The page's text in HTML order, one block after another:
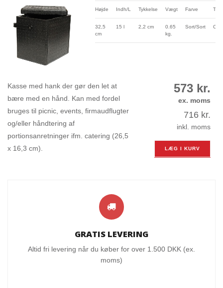
Højde Indh/L Tykkelse Vægt Farve
32,5
cm
15 l 2,2 cm
0.65
kg.
Sort/Sort
Kasse med hank der gør den let at
bære med en hånd. Kan med fordel
bruges til picnic, events, firmaudflugter
og/eller håndtering af
portionsanretninger ifm. catering (26,5
x 16,3 cm).
573 kr.
ex. moms
716 kr.
inkl. moms
LÆG I KURV
GRATIS LEVERING
Altid fri levering når du køber for over 1.500 DKK (ex.
moms)